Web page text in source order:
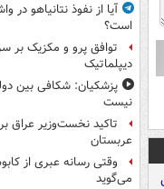
آیا از نفوذ نتانیاهو
است؟
توافق پرو و مکزیک بر
دیپلماتیک
پزشکیان: شکافی بین
نیست
تاکید نخست‌وزیر عراق
عربستان
وقتی رسانه عبری از
می‌گوید